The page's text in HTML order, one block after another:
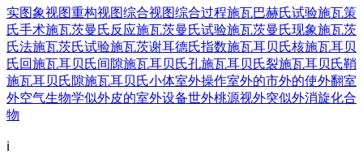
实图象视图重构视图综合视图综合过程施瓦巴赫氏试验施瓦策
氏手术施瓦茨曼氏反应施瓦茨曼氏试验施瓦茨曼氏现象施瓦茨
氏法施瓦茨氏试验施瓦茨谢耳德氏指数施瓦耳贝氏核施瓦耳贝
氏回施瓦耳贝氏间隙施瓦耳贝氏孔施瓦耳贝氏裂施瓦耳贝氏鞘
施瓦耳贝氏隙施瓦耳贝氏小体室外操作室外的市外的使外翻室
外空气生物学似外皮的室外设备世外桃源视外突似外消旋化合
物
ℹ️